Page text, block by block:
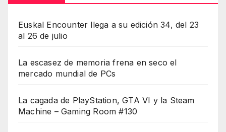
Euskal Encounter llega a su edición 34, del 23
al 26 de julio
La escasez de memoria frena en seco el
mercado mundial de PCs
La cagada de PlayStation, GTA VI y la Steam
Machine – Gaming Room #130